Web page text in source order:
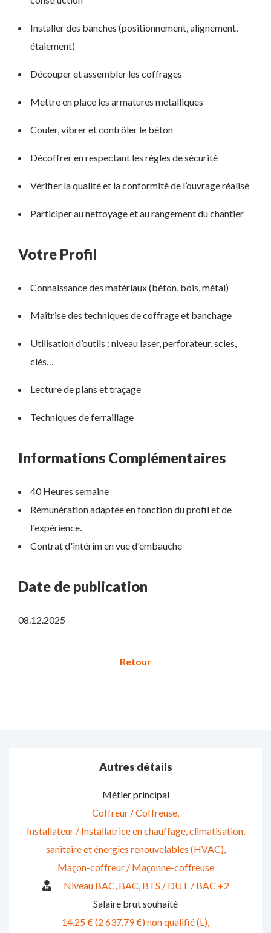
Installer des banches (positionnement, alignement,
étaiement)
Découper et assembler les coffrages
Mettre en place les armatures métalliques
Couler, vibrer et contrôler le béton
Décoffrer en respectant les règles de sécurité
Vérifier la qualité et la conformité de l’ouvrage réalisé
Participer au nettoyage et au rangement du chantier
Votre Profil
Connaissance des matériaux (béton, bois, métal)
Maîtrise des techniques de coffrage et banchage
Utilisation d’outils : niveau laser, perforateur, scies,
clés…
Lecture de plans et traçage
Techniques de ferraillage
Informations Complémentaires
40 Heures semaine
Rémunération adaptée en fonction du profil et de
l'expérience.
Contrat d'intérim en vue d'embauche
Date de publication
08.12.2025
Autres détails
Métier principal
Coffreur / Coffreuse
Installateur / Installatrice en chauffage, climatisation,
sanitaire et énergies renouvelables (HVAC)
Maçon-coffreur / Maçonne-coffreuse
Niveau BAC BAC BTS / DUT / BAC +2
Salaire brut souhaité
14.25 € (2 637.79 €) non qualifié (L)